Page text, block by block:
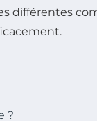
différentes
?